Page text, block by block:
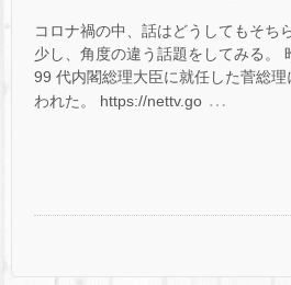
コロナ禍の中、話はどうしてもそち
少し、角度の違う話題をしてみる。
99 代内閣総理大臣に就任した菅総
われた。 https://nettv.go …